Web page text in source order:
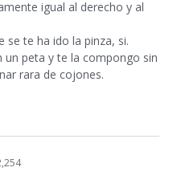
igual al derecho y al
se te ha ido la pinza, si.
un peta y te la compongo sin
rara de cojones.